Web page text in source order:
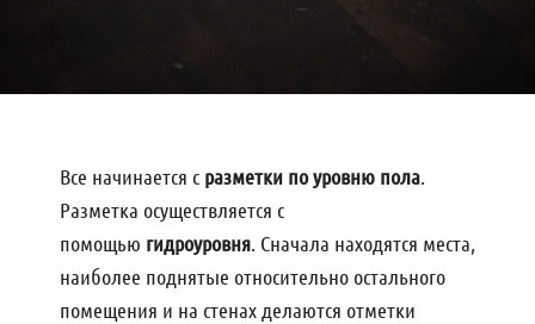
Все начинается с разметки по уровню пола.
Разметка осуществляется с
помощью гидроуровня. Сначала находятся места,
наиболее поднятые относительно остального
помещения и на стенах делаются отметки